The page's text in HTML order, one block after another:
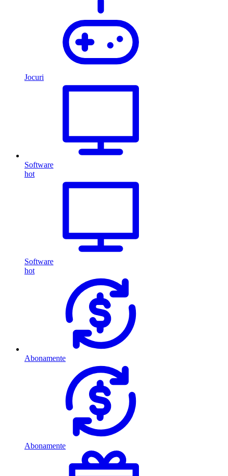
Jocuri
Software
hot
Software
hot
Abonamente
Abonamente